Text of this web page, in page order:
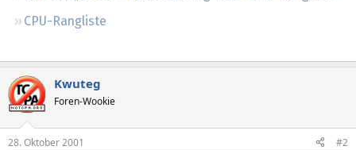
CPU-Rangliste
Kwuteg
Foren-Wookie
28. Oktober 2001 #2